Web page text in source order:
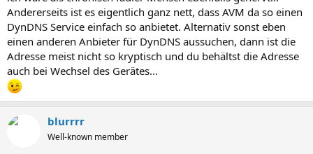
Andererseits ist es eigentlich ganz nett, dass AVM da so einen
DynDNS Service einfach so anbietet. Alternativ sonst eben
einen anderen Anbieter für DynDNS aussuchen, dann ist die
Adresse meist nicht so kryptisch und du behältst die Adresse
auch bei Wechsel des Gerätes...
blurrrr
Well-known member